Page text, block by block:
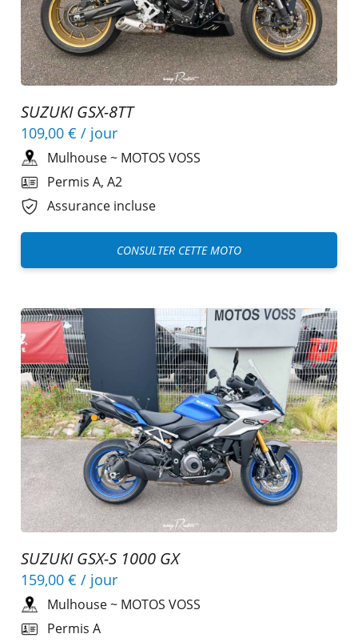
SUZUKI GSX-8TT
109,00 € / jour
Mulhouse~ MOTOS VOSS
Permis A, A2
Assurance incluse
CONSULTER CETTE MOTO
SUZUKI GSX-S 1000 GX
159,00 € / jour
Mulhouse~ MOTOS VOSS
Permis A